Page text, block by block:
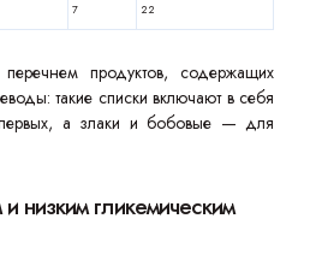
7 22
продуктов, содержащих
такие списки включают в себя
а злаки и бобовые — для
низким гликемическим